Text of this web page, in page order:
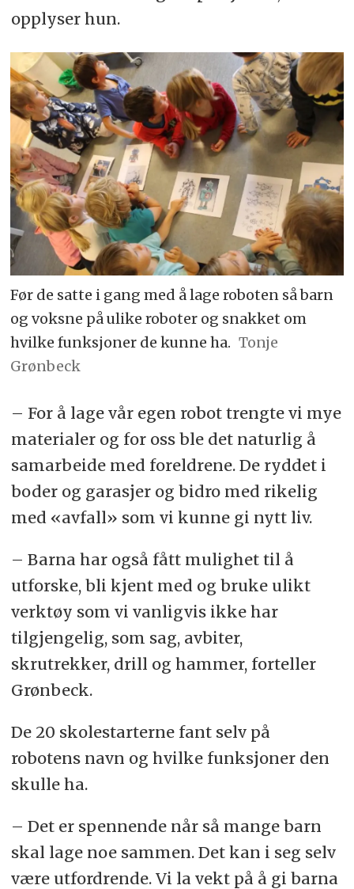
opplyser hun.
Før de satte i gang med å lage roboten så barn
og voksne på ulike roboter og snakket om
hvilke funksjoner de kunne ha. Tonje
Grønbeck
– For å lage vår egen robot trengte vi mye
materialer og for oss ble det naturlig å
samarbeide med foreldrene. De ryddet i
boder og garasjer og bidro med rikelig
med «avfall» som vi kunne gi nytt liv.
– Barna har også fått mulighet til å
utforske, bli kjent med og bruke ulikt
verktøy som vi vanligvis ikke har
tilgjengelig, som sag, avbiter,
skrutrekker, drill og hammer, forteller
Grønbeck.
De 20 skolestarterne fant selv på
robotens navn og hvilke funksjoner den
skulle ha.
– Det er spennende når så mange barn
skal lage noe sammen. Det kan i seg selv
være utfordrende. Vi la vekt på å gi barna